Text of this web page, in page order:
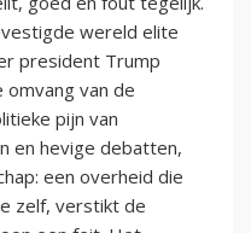
wereld elite
president Trump
van de
pijn van
en hevige debatten,
een overheid die
zelf, verstikt de